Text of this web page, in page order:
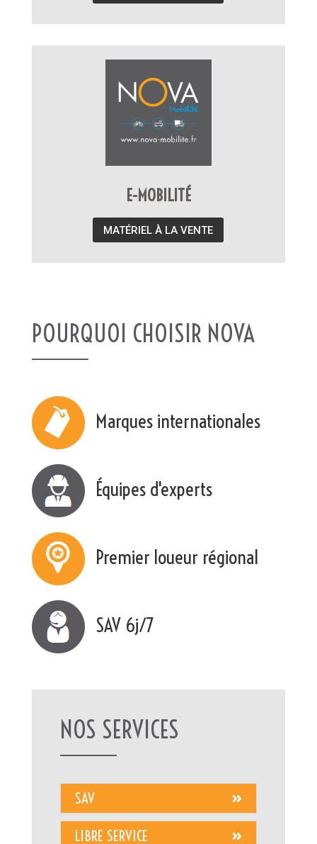
E-MOBILITÉ
MATÉRIEL À LA VENTE
POURQUOI CHOISIR NOVA
Marques internationales
Équipes d'experts
Premier loueur régional
SAV 6j/7
NOS SERVICES
SAV
LIBRE SERVICE